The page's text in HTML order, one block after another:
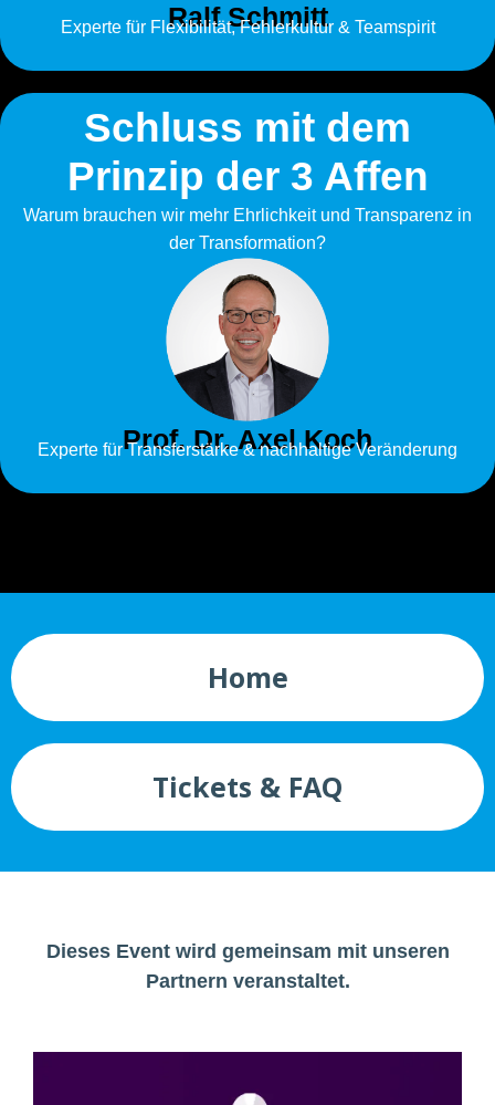
Ralf Schmitt
Experte für Flexibilität, Fehlerkultur & Teamspirit
Schluss mit dem
Prinzip der 3 Affen
Warum brauchen wir mehr Ehrlichkeit und Transparenz in
der Transformation?
Prof. Dr. Axel Koch
Experte für Transferstärke & nachhaltige Veränderung
Home
Tickets & FAQ
Dieses Event wird gemeinsam mit unseren
Partnern veranstaltet.